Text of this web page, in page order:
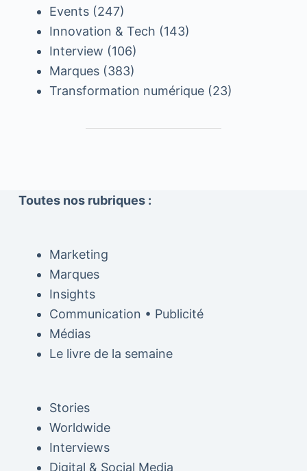
Events(247)
Innovation & Tech (143)
Interview (106)
Marques(383)
Transformation numérique(23)
Toutes nos rubriques :
Marketing
Marques
Insights
Communication • Publicité
Médias
Le livre de la semaine
Stories
Worldwide
Interviews
Digital & Social Media